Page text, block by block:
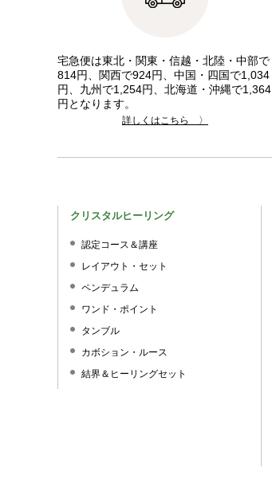
宅急便は東北・関東・信越・北陸・中部で
814円、関西で924円、中国・四国で1,034
円、九州で1,254円、北海道・沖縄で1,364
円となります。
詳しくはこちら 〉
クリスタルヒーリング
認定コース＆講座
レイアウト・セット
ペンデュラム
ワンド・ポイント
タンブル
カボション・ルース
結界＆ヒーリングセット